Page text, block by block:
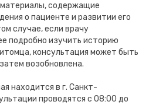
содержащие
о пациенте и развитии его
случае, если врачу
подробно изучить историю
консультация может быть
возобновлена.
находится в г. Санкт-
проводятся с 08:00 до